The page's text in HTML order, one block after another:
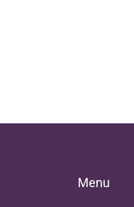
Menu